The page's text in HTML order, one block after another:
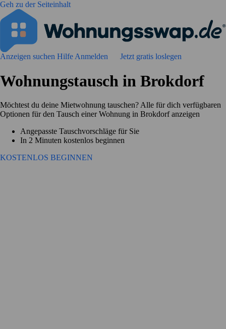
Geh zu der Seiteinhalt
Anzeigen suchen Hilfe Anmelden Jetzt gratis loslegen
Wohnungstausch in Brokdorf
Möchtest du deine Mietwohnung tauschen? Alle für dich verfügbaren
Optionen für den Tausch einer Wohnung in Brokdorf anzeigen
Angepasste Tauschvorschläge für Sie
In 2 Minuten kostenlos beginnen
KOSTENLOS BEGINNEN